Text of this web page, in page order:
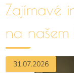
Zajímavé
na
31.07.2026